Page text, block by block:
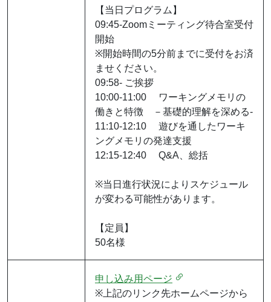
【当日プログラム】
09:45-Zoomミーティング待合室受付
開始
※開始時間の5分前までに受付をお済
ませください。
09:58- ご挨拶
10:00-11:00 ワーキングメモリの
働きと特徴 －基礎的理解を深める-
11:10-12:10 遊びを通したワーキ
ングメモリの発達支援
12:15-12:40 Q&A、総括
※当日進行状況によりスケジュール
が変わる可能性があります。
【定員】
50名様
申し込み用ページ
※上記のリンク先ホームページから